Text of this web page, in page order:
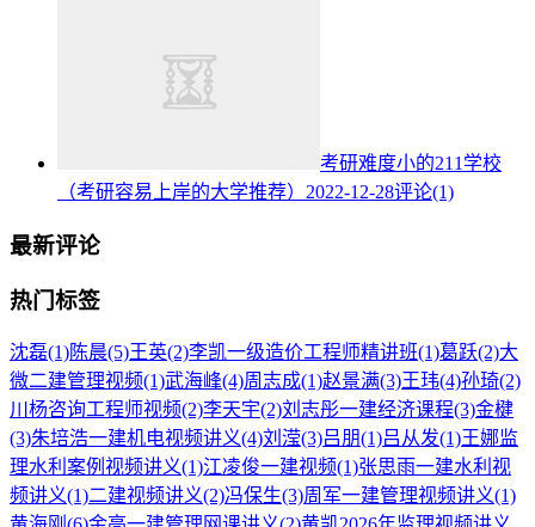
考研难度小的211学校
（考研容易上岸的大学推荐） 2022-12-28评论(1)
最新评论
热门标签
沈磊(1)陈晨(5)王英(2)李凯一级造价工程师精讲班(1)葛跃(2)大
微二建管理视频(1)武海峰(4)周志成(1)赵景满(3)王玮(4)孙琦(2)
川杨咨询工程师视频(2)李天宇(2)刘志彤一建经济课程(3)金楗
(3)朱培浩一建机电视频讲义(4)刘滢(3)吕朋(1)吕从发(1)王娜监
理水利案例视频讲义(1)江凌俊一建视频(1)张思雨一建水利视
频讲义(1)二建视频讲义(2)冯保生(3)周军一建管理视频讲义(1)